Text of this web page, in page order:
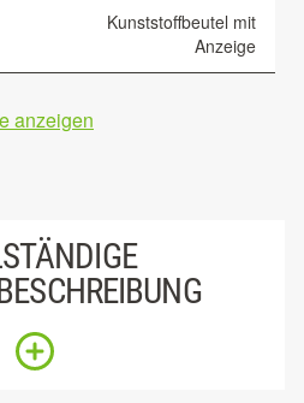
Kunststoffbeutel mit
Anzeige
anzeigen